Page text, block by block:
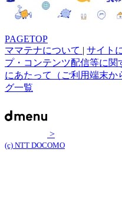
PAGETOP
ママテナについて | サイト
プ・コンテンツ配信等に関
にあたって（ご利用端末か
グ一覧
>
(c) NTT DOCOMO